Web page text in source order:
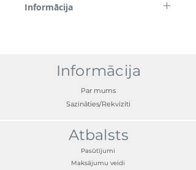
panorāmas lūku
Informācija
turētāja (99701ADE90) uzstādīšanai
Informācija
Par mums
Sazināties/Rekvizīti
Atbalsts
Pasūtījumi
Maksājumu veidi